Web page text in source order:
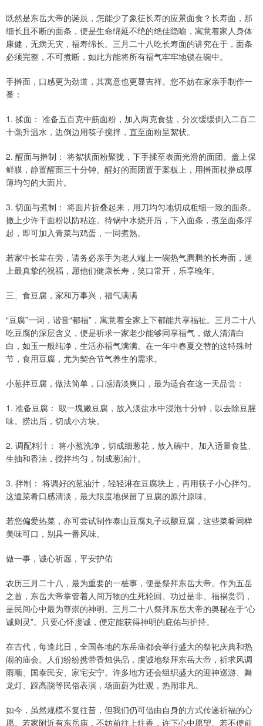
既然是东岳大帝的诞辰，怎能少了象征长寿的应景面食？长寿面，那
细长且不断的面条，便是生命绵延不绝的绝佳隐喻，寓意着家人身体
康健，无病无灾，福寿绵长。三月二十八吃长寿面的讲究在于，面条
必须完整，不可煮断，如此方能将所有福气牢牢地锁在碗中。
手擀面，口感更为劲道，其寓意也更显吉祥。您不妨在家亲手制作一
番：
1. 揉面： 准备五百克中筋面粉，加入两克食盐，分次缓缓倒入二百二
十毫升温水，边倒边用筷子搅拌，直至面粉呈絮状。
2. 醒面与擀制： 将絮状面粉聚拢，下手揉至表面光滑的面团。盖上保
鲜膜，静置醒面三十分钟。醒好的面团置于案板上，用擀面杖擀成厚
薄均匀的大面片。
3. 切面与煮制： 将面片折叠起来，用刀均匀地切成粗细一致的面条。
撒上少许干面粉以防粘连。待锅中水烧开后，下入面条，煮至面条浮
起，即可加入青菜与鸡蛋，一同煮熟。
若家中长辈在旁，请务必亲手为老人端上一碗热气腾腾的长寿面，送
上最真挚的祝福，愿他们健康长寿，笑口常开，乐享晚年。
三、食豆腐，家和万事兴，福气满满
“豆腐”一词，谐音“都福”，寓意着全家上下都能共享福祉。三月二十八
吃豆腐的深层含义，便是祈求一家老少能够同享福气，做人清清白
白，如玉一般纯净，生活亦福气满满。在一年中春夏交替的这特殊时
节，食用豆腐，尤为契合节气养生的需求。
小葱拌豆腐，做法简单，口感清淡爽口，最为适合在这一天品尝：
1. 准备豆腐： 取一塊嫩豆腐，放入淡盐水中浸泡十分钟，以去除豆腥
味。捞出后，切成小方块。
2. 调配料汁： 将小葱洗净，切成细葱花，放入碗中。加入适量食盐、
生抽和香油，搅拌均匀，制成葱油汁。
3. 拌制： 将调好的葱油汁，轻轻淋在豆腐块上，再用筷子小心拌匀。
这道菜肴口感清淡，最大限度地保留了豆腐的原汁原味。
若您偏爱热菜，亦可尝试制作泰山豆腐丸子或酿豆腐，这些菜肴同样
美味可口，别具一番风味。
做一事，诚心祈愿，平安护佑
农历三月二十八，最为重要的一桩事，便是祭拜东岳大帝。作为五岳
之首，东岳大帝掌管着人间万物的生死轮回、功过是非、福祸赏罚，
是民间心中最为尊崇的神明。三月二十八祭拜东岳大帝的奥秘在于“心
诚则灵”。只要心怀虔诚，便定能获得神明的庇佑与护持。
在古代，每逢此日，全国各地的东岳庙都会举行盛大的祭祀庆典和热
闹的庙会。人们纷纷携带香烛供品，虔诚地祭拜东岳大帝，祈求风调
雨顺、国泰民安、家宅安宁。许多地方还会组织盛大的迎神巡游、舞
龙灯、踩高跷等民俗表演，场面蔚为壮观，热闹非凡。
如今，虽然规模不复往昔，但我们仍可借由自身的方式传递祈福的心
愿。若家附近有东岳庙，不妨前往上炷香，许下心中愿望。若不便前